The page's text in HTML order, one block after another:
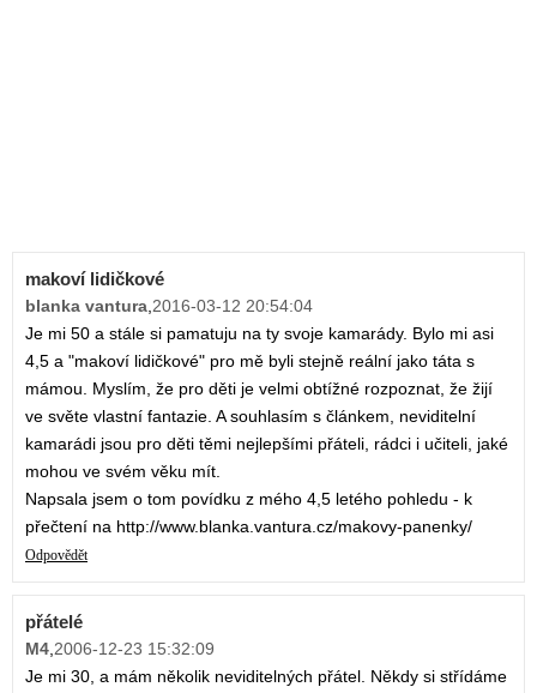
makoví lidičkové
blanka vantura 2016-03-12 20:54:04
Je mi 50 a stále si pamatuju na ty svoje kamarády. Bylo mi asi
4,5 a "makoví lidičkové" pro mě byli stejně reální jako táta s
mámou. Myslím, že pro děti je velmi obtížné rozpoznat, že žijí
ve světe vlastní fantazie. A souhlasím s článkem, neviditelní
kamarádi jsou pro děti těmi nejlepšími přáteli, rádci i učiteli, jaké
mohou ve svém věku mít.
Napsala jsem o tom povídku z mého 4,5 letého pohledu - k
přečtení na http://www.blanka.vantura.cz/makovy-panenky/
Odpovědět
přátelé
M4 2006-12-23 15:32:09
Je mi 30, a mám několik neviditelných přátel. Někdy si střídáme